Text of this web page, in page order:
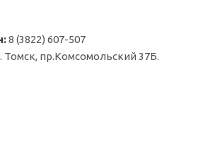
8 (3822) 607-507
Томск, пр.Комсомольский 37Б.